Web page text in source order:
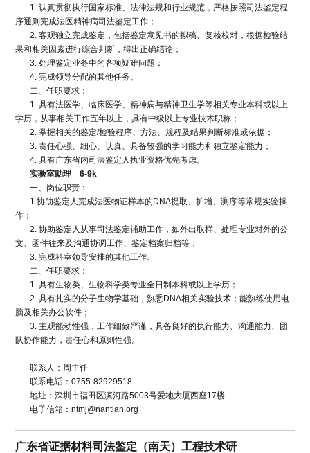
1. 认真贯彻执行国家标准、法律法规和行业规范，严格按照司法鉴定程
序通则完成法医精神病司法鉴定工作；
2. 客观独立完成鉴定，包括鉴定意见书的拟稿、复核校对，根据检验结
果和相关因素进行综合判断，得出正确结论；
3. 处理鉴定业务中的各项疑难问题；
4. 完成领导分配的其他任务。
二、任职要求：
1. 具有法医学、临床医学、精神病与精神卫生学等相关专业本科或以上
学历，从事相关工作五年以上，具有中级以上专业技术职称；
2. 掌握相关的鉴定/检验程序、方法、规程及结果判断标准或依据；
3. 责任心强、细心、认真、具备较强的学习能力和独立鉴定能力；
4. 具有广东省内司法鉴定人执业资格优先考虑。
实验室助理 6-9k
一、岗位职责：
1.协助鉴定人完成法医物证样本的DNA提取、扩增、测序等常规实验操
作；
2. 协助鉴定人从事司法鉴定辅助工作，如外出取样、处理专业对外的公
文、函件往来及沟通协调工作、鉴定档案归档等；
3. 完成科室领导安排的其他工作。
二、任职要求：
1. 具有生物类、生物科学类专业全日制本科或以上学历；
2. 具有扎实的分子生物学基础，熟悉DNA相关实验技术；能熟练使用电
脑及相关办公软件；
3. 主观能动性强，工作细致严谨，具备良好的执行能力、沟通能力、团
队协作能力，责任心和原则性强。
联系人：周主任
联系电话：0755-82929518
地址：深圳市福田区滨河路5003号爱地大厦西座17楼
电子信箱：ntmj@nantian.org
广东省证据材料司法鉴定（南天）工程技术研